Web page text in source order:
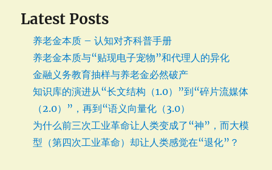
Latest Posts
养老金本质 – 认知对齐科普手册
养老金本质与“贴现电子宠物”和代理人的异化
金融义务教育抽样与养老金必然破产
知识库的演进从“长文结构（1.0）”到“碎片流媒体
（2.0）”，再到“语义向量化（3.0）
为什么前三次工业革命让人类变成了“神”，而大模
型（第四次工业革命）却让人类感觉在“退化”？